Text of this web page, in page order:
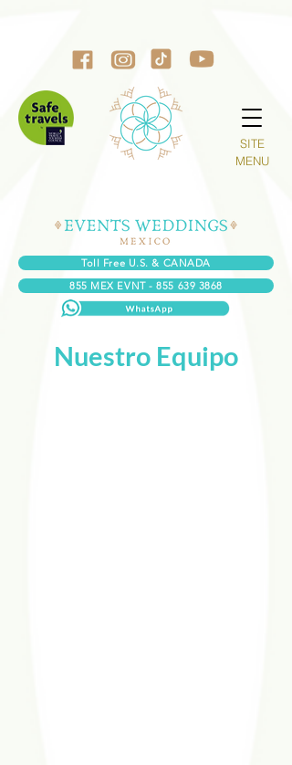
855 MEX EVNT - 855 639 3868
SITE
MENU
Toll Free U.S. & CANADA
Nuestro Equipo